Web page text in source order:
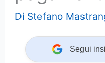
Di Stefano
Segui